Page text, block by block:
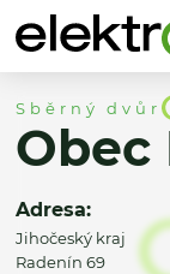
Sběrný dvůr
Obec
Adresa:
Jihočeský kraj
Radenín 69